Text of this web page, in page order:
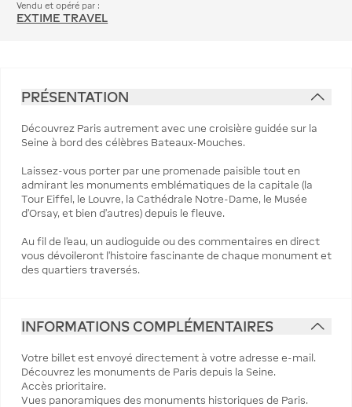
Vendu et opéré par :
EXTIME TRAVEL
PRÉSENTATION
Découvrez Paris autrement avec une croisière guidée sur la
Seine à bord des célèbres Bateaux-Mouches.
Laissez-vous porter par une promenade paisible tout en
admirant les monuments emblématiques de la capitale (la
Tour Eiffel, le Louvre, la Cathédrale Notre-Dame, le Musée
d’Orsay, et bien d’autres) depuis le fleuve.
Au fil de l’eau, un audioguide ou des commentaires en direct
vous dévoileront l’histoire fascinante de chaque monument et
des quartiers traversés.
INFORMATIONS COMPLÉMENTAIRES
Votre billet est envoyé directement à votre adresse e-mail.
Découvrez les monuments de Paris depuis la Seine.
Accès prioritaire.
Vues panoramiques des monuments historiques de Paris.